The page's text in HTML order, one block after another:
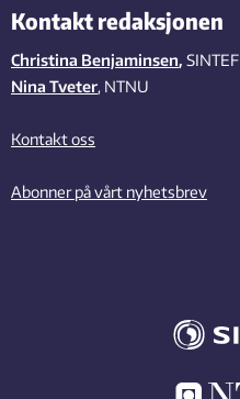
Kontakt redaksjonen
Christina Benjaminsen, SINTEF
Nina Tveter, NTNU
Kontakt oss
Abonner på vårt nyhetsbrev